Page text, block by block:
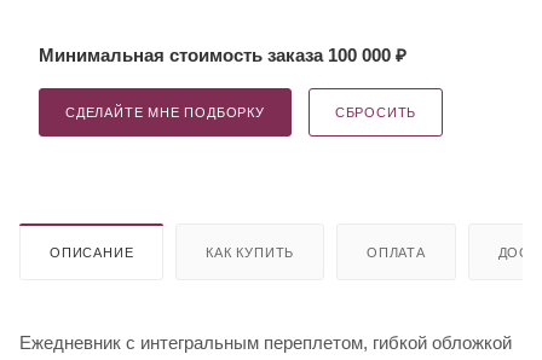
Минимальная стоимость заказа 100 000 ₽
СДЕЛАЙТЕ МНЕ ПОДБОРКУ СБРОСИТЬ
ОПИСАНИЕ КАК КУПИТЬ ОПЛАТА
Ежедневник с интегральным переплетом, гибкой обложкой